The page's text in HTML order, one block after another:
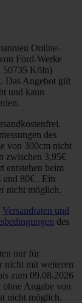
Online-
Ford-Werke
50735 Köln)
Das Angebot gilt
und kann
des
von 300cm nicht
zwischen 3,95€
entstehen beim
und 80€ . Ein
nicht möglich.
Versandraten und
des
nur für
nicht mit weiteren
zum 09.08.2026
ohne Angabe von
nicht möglich.